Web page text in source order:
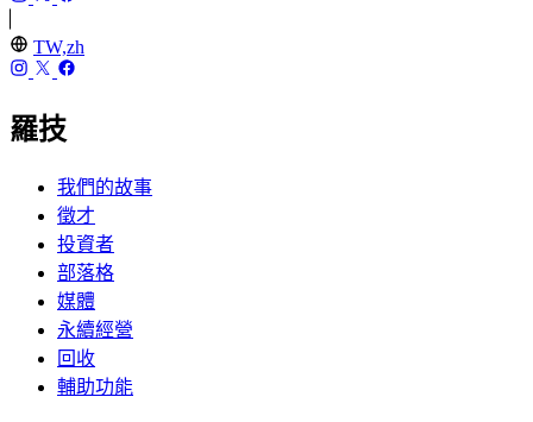
TW,zh
羅技
我們的故事
徵才
投資者
部落格
媒體
永續經營
回收
輔助功能